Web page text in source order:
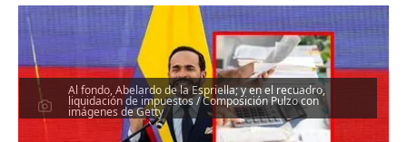
Al fondo, Abelardo de la Espriella; y en el recuadro,
liquidación de impuestos / Composición Pulzo con
imágenes de Getty